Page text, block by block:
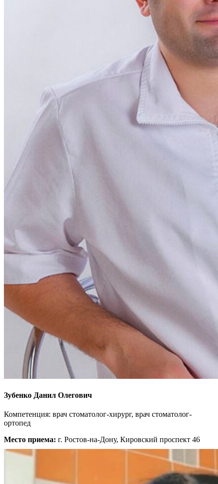
Зубенко Данил Олегович
Компетенция: врач стоматолог-хирург, врач стоматолог-
ортопед
Место приема: г. Ростов-на-Дону, Кировский проспект 46